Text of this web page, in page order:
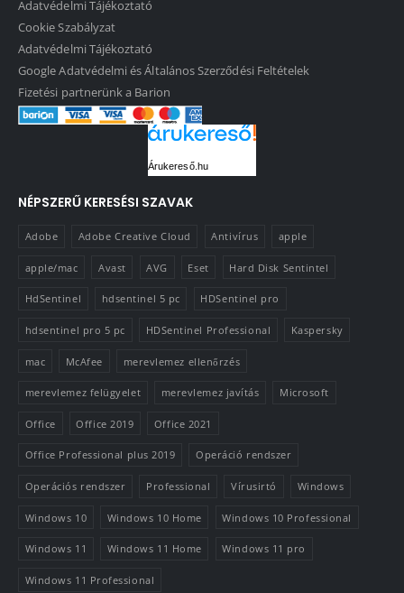
Adatvédelmi Tájékoztató
Cookie Szabályzat
Adatvédelmi Tájékoztató
Google Adatvédelmi és Általános Szerződési Feltételek
Fizetési partnerünk a Barion
Árukereső.hu
NÉPSZERŰ KERESÉSI SZAVAK
Adobe Adobe Creative Cloud Antivírus apple
apple/mac Avast AVG Eset Hard Disk Sentintel
HdSentinel hdsentinel 5 pc HDSentinel pro
hdsentinel pro 5 pc HDSentinel Professional Kaspersky
mac McAfee merevlemez ellenőrzés
merevlemez felügyelet merevlemez javítás Microsoft
Office Office 2019 Office 2021
Office Professional plus 2019 Operáció rendszer
Operációs rendszer Professional Vírusirtó Windows
Windows 10 Windows 10 Home Windows 10 Professional
Windows 11 Windows 11 Home Windows 11 pro
Windows 11 Professional